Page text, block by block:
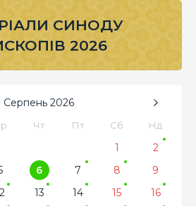
СИНОДУ
2026
Серпень 2026
Чт Пт Сб Нд
1
2
6 7 8
9
13 14 15
16